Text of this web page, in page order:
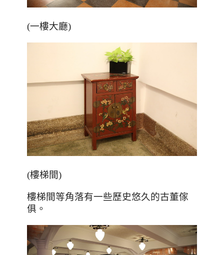
(一樓大廳)
(樓梯間)
樓梯間等角落有一些歷史悠久的古董傢
俱。